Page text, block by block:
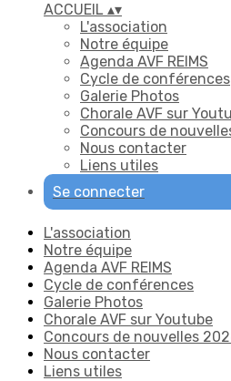
ACCUEIL ▴▾
L'association
Notre équipe
Agenda AVF REIMS
Cycle de conférences
Galerie Photos
Chorale AVF sur
Concours de
Nous contacter
Liens utiles
Se connecter
L'association
Notre équipe
Agenda AVF REIMS
Cycle de conférences
Galerie Photos
Chorale AVF sur Youtube
Concours de nouvelles
Nous contacter
Liens utiles